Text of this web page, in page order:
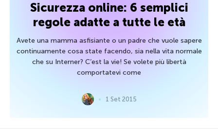
Sicurezza online: 6 semplici
regole adatte a tutte le età
Avete una mamma asfisiante o un padre che vuole sapere
continuamente cosa state facendo, sia nella vita normale
che su Interner? C’est la vie! Se volete più libertà
comportatevi come
1 Set 2015